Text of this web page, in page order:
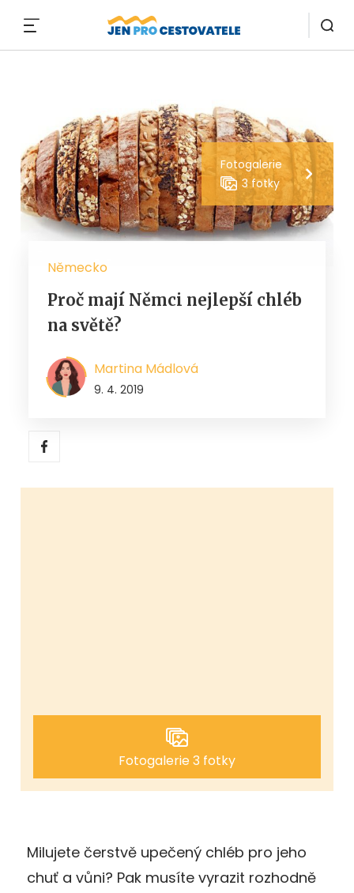
Fotogalerie
3 fotky
Německo
Proč mají Němci nejlepší chléb
na světě?
Martina Mádlová
9. 4. 2019
Fotogalerie 3 fotky
Milujete čerstvě upečený chléb pro jeho
chuť a vůni? Pak musíte vyrazit rozhodně